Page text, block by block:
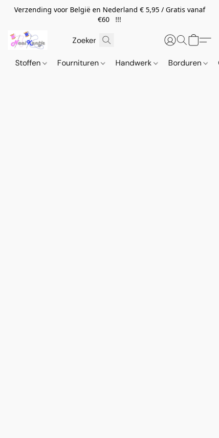
Verzending voor België en Nederland € 5,95 / Gratis vanaf
€60 !!!
Stoffen Fournituren Handwerk Borduren